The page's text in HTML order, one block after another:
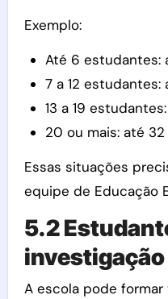
Exemplo:
Até 6 estudantes:
7 a 12 estudantes:
13 a 19
20 ou mais: até 32
Essas situações
equipe de Educação
5.2
A escola pode formar